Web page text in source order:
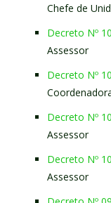
Chefe de
Decreto Nº
Assessor
Decreto Nº
Decreto Nº
Assessor
Decreto Nº
Assessor